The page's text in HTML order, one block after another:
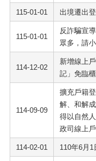
115-01-01 出境遷出
115-01-01
反詐騙宣
眾多，請
114-12-02
新增線上
記」免臨
114-09-09
擴充戶籍
解、和解
得以自然
政司線上
114-02-01 110年6月